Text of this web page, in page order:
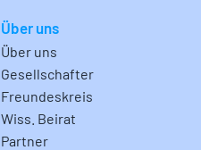
Über uns
Über uns
Gesellschafter
Freundeskreis
Wiss. Beirat
Partner